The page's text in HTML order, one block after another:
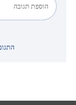
הוספת תגובה